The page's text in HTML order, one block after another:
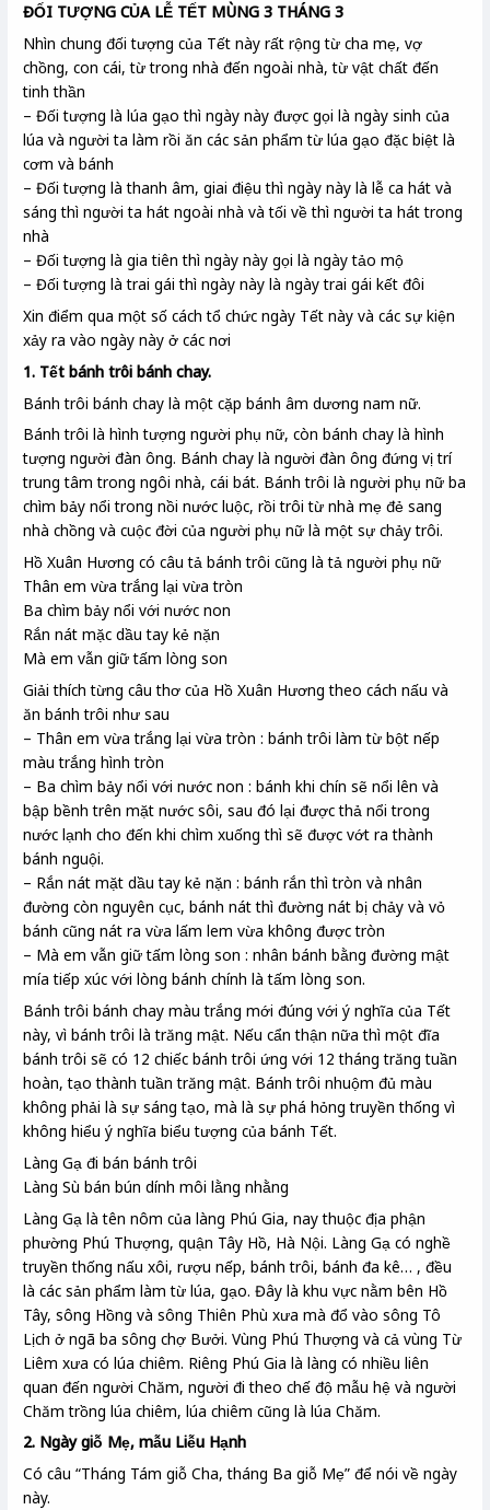
ĐỐI TƯỢNG CỦA LỄ TẾT MÙNG 3 THÁNG 3
Nhìn chung đối tượng của Tết này rất rộng từ cha mẹ, vợ
chồng, con cái, từ trong nhà đến ngoài nhà, từ vật chất đến
tinh thần
– Đối tượng là lúa gạo thì ngày này được gọi là ngày sinh của
lúa và người ta làm rồi ăn các sản phẩm từ lúa gạo đặc biệt là
cơm và bánh
– Đối tượng là thanh âm, giai điệu thì ngày này là lễ ca hát và
sáng thì người ta hát ngoài nhà và tối về thì người ta hát trong
nhà
– Đối tượng là gia tiên thì ngày này gọi là ngày tảo mộ
– Đối tượng là trai gái thì ngày này là ngày trai gái kết đôi
Xin điểm qua một số cách tổ chức ngày Tết này và các sự kiện
xảy ra vào ngày này ở các nơi
1. Tết bánh trôi bánh chay.
Bánh trôi bánh chay là một cặp bánh âm dương nam nữ.
Bánh trôi là hình tượng người phụ nữ, còn bánh chay là hình
tượng người đàn ông. Bánh chay là người đàn ông đứng vị trí
trung tâm trong ngôi nhà, cái bát. Bánh trôi là người phụ nữ ba
chìm bảy nổi trong nồi nước luộc, rồi trôi từ nhà mẹ đẻ sang
nhà chồng và cuộc đời của người phụ nữ là một sự chảy trôi.
Hồ Xuân Hương có câu tả bánh trôi cũng là tả người phụ nữ
Thân em vừa trắng lại vừa tròn
Ba chìm bảy nổi với nước non
Rắn nát mặc dầu tay kẻ nặn
Mà em vẫn giữ tấm lòng son
Giải thích từng câu thơ của Hồ Xuân Hương theo cách nấu và
ăn bánh trôi như sau
– Thân em vừa trắng lại vừa tròn : bánh trôi làm từ bột nếp
màu trắng hình tròn
– Ba chìm bảy nổi với nước non : bánh khi chín sẽ nổi lên và
bập bềnh trên mặt nước sôi, sau đó lại được thả nổi trong
nước lạnh cho đến khi chìm xuống thì sẽ được vớt ra thành
bánh nguội.
– Rắn nát mặt dầu tay kẻ nặn : bánh rắn thì tròn và nhân
đường còn nguyên cục, bánh nát thì đường nát bị chảy và vỏ
bánh cũng nát ra vừa lấm lem vừa không được tròn
– Mà em vẫn giữ tấm lòng son : nhân bánh bằng đường mật
mía tiếp xúc với lòng bánh chính là tấm lòng son.
Bánh trôi bánh chay màu trắng mới đúng với ý nghĩa của Tết
này, vì bánh trôi là trăng mật. Nếu cẩn thận nữa thì một đĩa
bánh trôi sẽ có 12 chiếc bánh trôi ứng với 12 tháng trăng tuần
hoàn, tạo thành tuần trăng mật. Bánh trôi nhuộm đủ màu
không phải là sự sáng tạo, mà là sự phá hỏng truyền thống vì
không hiểu ý nghĩa biểu tượng của bánh Tết.
Làng Gạ đi bán bánh trôi
Làng Sù bán bún dính môi lằng nhằng
Làng Gạ là tên nôm của làng Phú Gia, nay thuộc địa phận
phường Phú Thượng, quận Tây Hồ, Hà Nội. Làng Gạ có nghề
truyền thống nấu xôi, rượu nếp, bánh trôi, bánh đa kê… , đều
là các sản phẩm làm từ lúa, gạo. Đây là khu vực nằm bên Hồ
Tây, sông Hồng và sông Thiên Phù xưa mà đổ vào sông Tô
Lịch ở ngã ba sông chợ Bưởi. Vùng Phú Thượng và cả vùng Từ
Liêm xưa có lúa chiêm. Riêng Phú Gia là làng có nhiều liên
quan đến người Chăm, người đi theo chế độ mẫu hệ và người
Chăm trồng lúa chiêm, lúa chiêm cũng là lúa Chăm.
2. Ngày giỗ Mẹ, mẫu Liễu Hạnh
Có câu “Tháng Tám giỗ Cha, tháng Ba giỗ Mẹ” để nói về ngày
này.